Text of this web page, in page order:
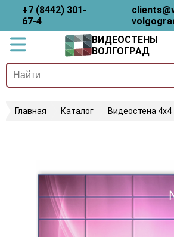
+7 (8442) 301-
67-4
ВИДЕОСТЕНЫ
ВОЛГОГРАД
Главная Каталог Видеостена 4х4